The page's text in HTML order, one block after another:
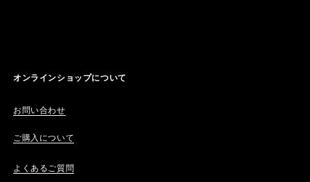
オンラインショップについて
お問い合わせ
ご購入について
よくあるご質問